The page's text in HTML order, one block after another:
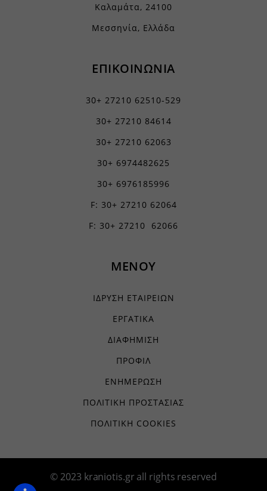
Καλαμάτα, 24100
Μεσσηνία, Ελλάδα
ΕΠΙΚΟΙΝΩΝΙΑ
30+ 27210 62510-529
30+ 27210 84614
30+ 27210 62063
30+ 6974482625
30+ 6976185996
F: 30+ 27210 62064
F: 30+ 27210 62066
ΜΕΝΟΥ
ΙΔΡΥΣΗ ΕΤΑΙΡΕΙΩΝ
ΕΡΓΑΤΙΚΑ
ΔΙΑΦΗΜΙΣΗ
ΠΡΟΦΙΛ
ΕΝΗΜΕΡΩΣΗ
ΠΟΛΙΤΙΚΗ ΠΡΟΣΤΑΣΙΑΣ
ΠΟΛΙΤΙΚΗ COOKIES
© 2023 kraniotis.gr all rights reserved